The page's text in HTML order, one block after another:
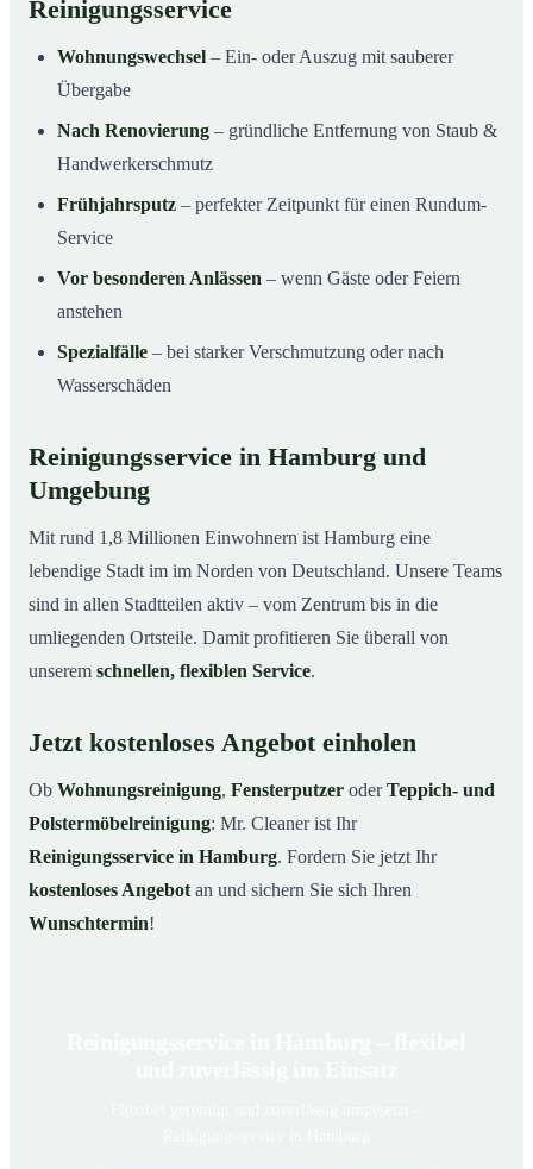
Reinigungsservice
Wohnungswechsel – Ein- oder Auszug mit sauberer
Übergabe
Nach Renovierung – gründliche Entfernung von Staub &
Handwerkerschmutz
Frühjahrsputz – perfekter Zeitpunkt für einen Rundum-
Service
Vor besonderen Anlässen – wenn Gäste oder Feiern
anstehen
Spezialfälle – bei starker Verschmutzung oder nach
Wasserschäden
Reinigungsservice in Hamburg und
Umgebung
Mit rund 1,8 Millionen Einwohnern ist Hamburg eine
lebendige Stadt im im Norden von Deutschland. Unsere Teams
sind in allen Stadtteilen aktiv – vom Zentrum bis in die
umliegenden Ortsteile. Damit profitieren Sie überall von
unserem schnellen, flexiblen Service.
Jetzt kostenloses Angebot einholen
Ob Wohnungsreinigung, Fensterputzer oderTeppich- und
Polstermöbelreinigung: Mr. Cleaner ist Ihr
Reinigungsservice in Hamburg. Fordern Sie jetzt Ihr
kostenloses Angebot an und sichern Sie sich Ihren
Wunschtermin!